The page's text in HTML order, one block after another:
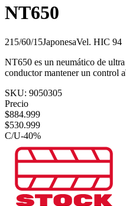
NT650
215/60/15JaponesaVel. HIC 94
NT650 es un neumático de
conductor mantener un control
SKU: 9050305
Precio
$884.999
$530.999
C/U-40%